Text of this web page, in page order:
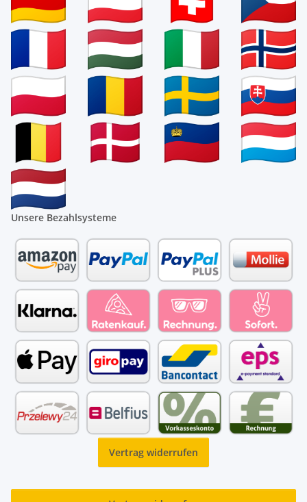
Unsere Bezahlsysteme
Vertrag widerrufen